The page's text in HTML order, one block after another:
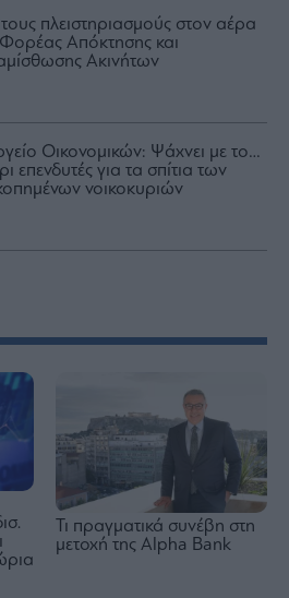
πλειστηριασμούς στον αέρα
Απόκτησης και
Ακινήτων
Οικονομικών: Ψάχνει με το…
επενδυτές για τα σπίτια των
νοικοκυριών
Τι πραγματικά συνέβη στη
μετοχή της Alpha Bank